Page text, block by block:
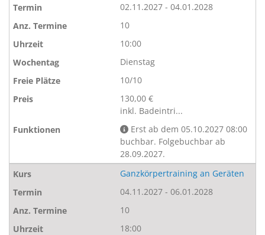
02.11.2027 - 04.01.2028
10
10:00
Dienstag
10/10
130,00 €
inkl. Badeintri...
Erst ab dem 05.10.2027 08:00
buchbar. Folgebuchbar ab
28.09.2027.
Ganzkörpertraining an Geräten
04.11.2027 - 06.01.2028
10
18:00